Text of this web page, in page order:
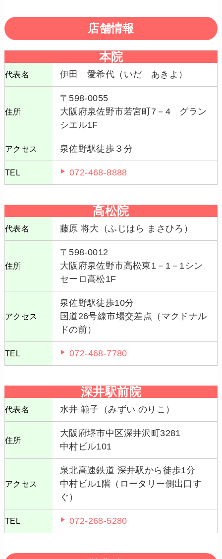
店舗情報
本院
代表名 伊田 愛希代（いだ あきよ）
住所
〒598-0055
大阪府泉佐野市若宮町7－4 グラン
シエル1F
アクセス 泉佐野駅徒歩３分
TEL 072-468-8888
高松院
代表名 藤原 将大（ふじはら まさひろ）
住所
〒598-0012
大阪府泉佐野市高松東1－1－1シン
セーロ高松1F
アクセス
泉佐野駅徒歩10分
国道26号線市場交差点（マクドナル
ドの前）
TEL 072-468-7780
深井駅前院
代表名 水井 範子（みずい のりこ）
住所
大阪府堺市中区深井沢町3281
中村ビル101
アクセス
泉北高速鉄道 深井駅から徒歩1分
中村ビル1階（ロータリー側出口す
ぐ）
TEL 072-268-5280